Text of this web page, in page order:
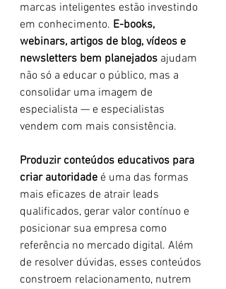
marcas inteligentes estão investindo
em conhecimento. E-books,
webinars, artigos de blog, vídeos e
newsletters bem planejados ajudam
não só a educar o público, mas a
consolidar uma imagem de
especialista — e especialistas
vendem com mais consistência.
Produzir conteúdos educativos para
criar autoridade é uma das formas
mais eficazes de atrair leads
qualificados, gerar valor contínuo e
posicionar sua empresa como
referência no mercado digital. Além
de resolver dúvidas, esses conteúdos
constroem relacionamento, nutrem